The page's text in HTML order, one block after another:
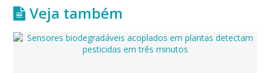
Veja também